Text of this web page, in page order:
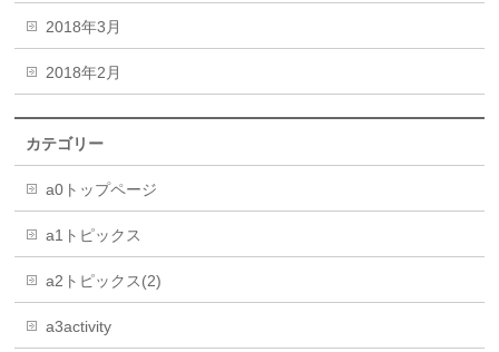
2018年3月
2018年2月
カテゴリー
a0トップページ
a1トピックス
a2トピックス(2)
a3activity